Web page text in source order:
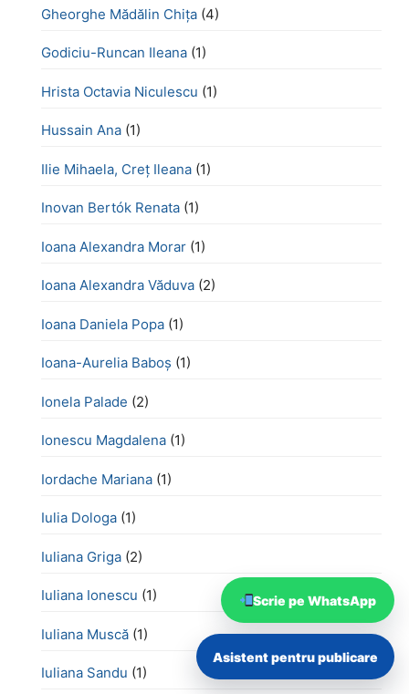
Gheorghe Mădălin Chiţa (4)
Godiciu-Runcan Ileana (1)
Hrista Octavia Niculescu (1)
Hussain Ana (1)
Ilie Mihaela, Creț Ileana (1)
Inovan Bertók Renata (1)
Ioana Alexandra Morar (1)
Ioana Alexandra Văduva (2)
Ioana Daniela Popa (1)
Ioana-Aurelia Baboș (1)
Ionela Palade (2)
Ionescu Magdalena (1)
Iordache Mariana (1)
Iulia Dologa (1)
Iuliana Griga (2)
Iuliana Ionescu (1)
Iuliana Muscă (1)
Iuliana Sandu (1)
Scrie pe WhatsApp
Asistent pentru publicare